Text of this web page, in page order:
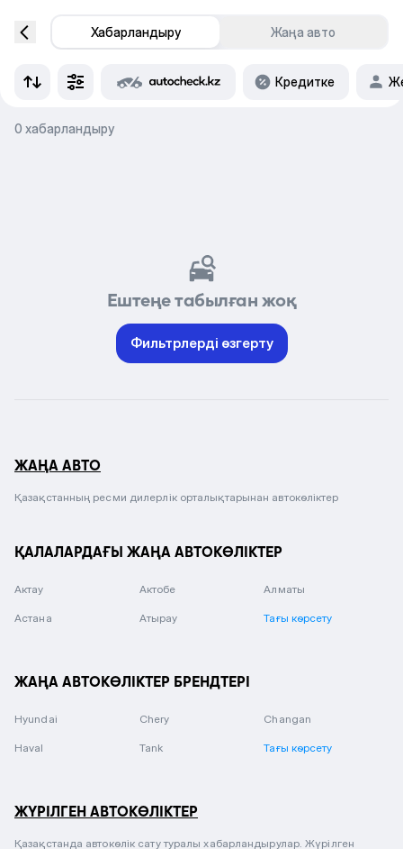
Хабарландыру Жаңа авто
Кредитке
0 хабарландыру
Ештеңе табылған жоқ
Фильтрлерді өзгерту
ЖАҢА АВТО
Қазақстанның ресми дилерлік орталықтарынан автокөліктер
ҚАЛАЛАРДАҒЫ ЖАҢА АВТОКӨЛІКТЕР
Актау Актобе Алматы
Астана Атырау Тағы көрсету
ЖАҢА АВТОКӨЛІКТЕР БРЕНДТЕРІ
Hyundai Chery Changan
Haval Tank Тағы көрсету
ЖҮРІЛГЕН АВТОКӨЛІКТЕР
Қазақстанда автокөлік сату туралы хабарландырулар. Жүрілген